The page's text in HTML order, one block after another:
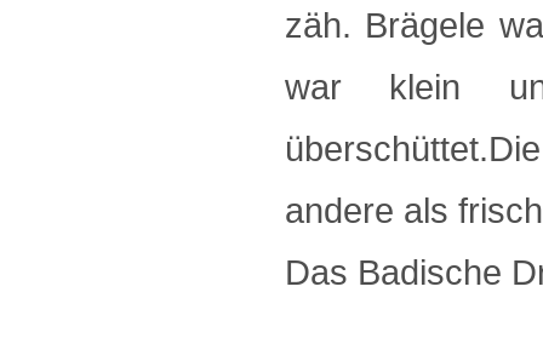
zäh. Brägele
war klein
andere als
Das Badische